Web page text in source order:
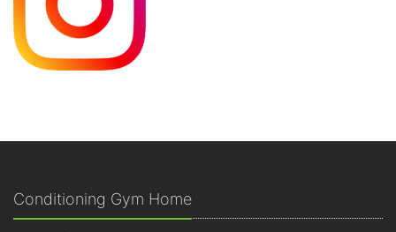
Conditioning Gym Home